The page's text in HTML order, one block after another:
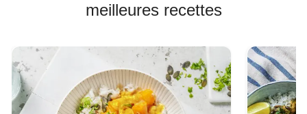
meilleures recettes